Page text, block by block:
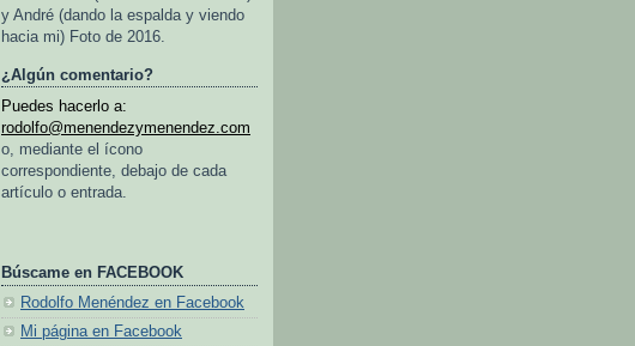
y André (dando la espalda y viendo
hacia mi) Foto de 2016.
¿Algún comentario?
Puedes hacerlo a:
rodolfo@menendezymenendez.com
o, mediante el ícono
correspondiente, debajo de cada
artículo o entrada.
Búscame en FACEBOOK
Rodolfo Menéndez en Facebook
Mi página en Facebook